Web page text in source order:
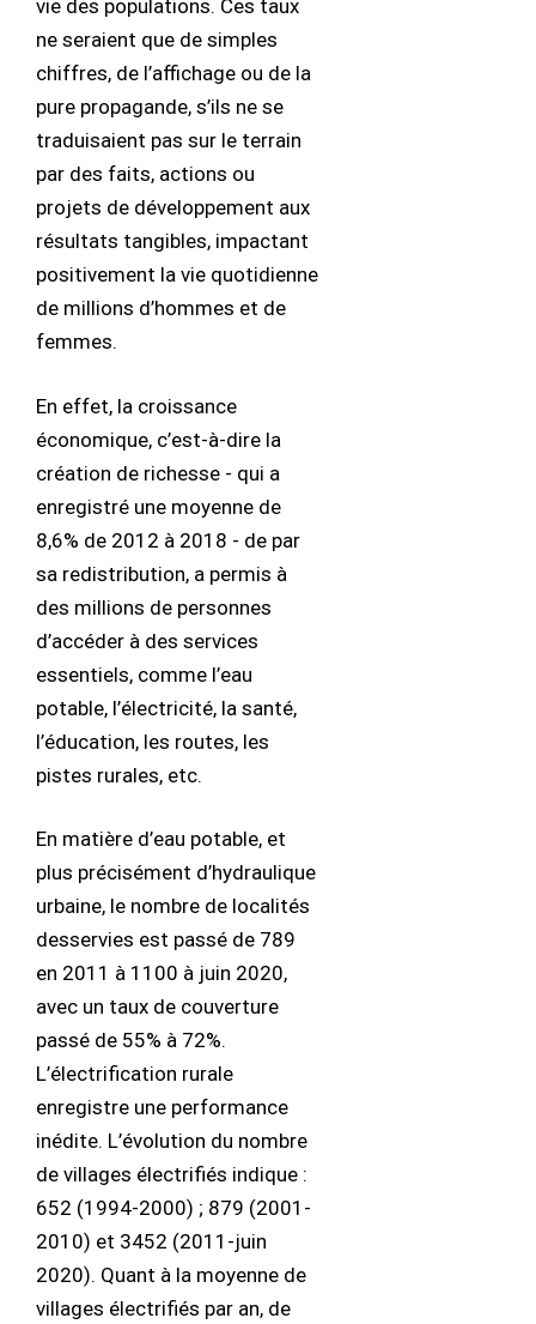
vie des populations. Ces taux
ne seraient que de simples
chiffres, de l’affichage ou de la
pure propagande, s’ils ne se
traduisaient pas sur le terrain
par des faits, actions ou
projets de développement aux
résultats tangibles, impactant
positivement la vie quotidienne
de millions d’hommes et de
femmes.
En effet, la croissance
économique, c’est-à-dire la
création de richesse - qui a
enregistré une moyenne de
8,6% de 2012 à 2018 - de par
sa redistribution, a permis à
des millions de personnes
d’accéder à des services
essentiels, comme l’eau
potable, l’électricité, la santé,
l’éducation, les routes, les
pistes rurales, etc.
En matière d’eau potable, et
plus précisément d’hydraulique
urbaine, le nombre de localités
desservies est passé de 789
en 2011 à 1100 à juin 2020,
avec un taux de couverture
passé de 55% à 72%.
L’électrification rurale
enregistre une performance
inédite. L’évolution du nombre
de villages électrifiés indique :
652 (1994-2000) ; 879 (2001-
2010) et 3452 (2011-juin
2020). Quant à la moyenne de
villages électrifiés par an, de